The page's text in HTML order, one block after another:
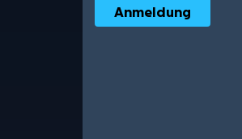
Ooh! Aah!